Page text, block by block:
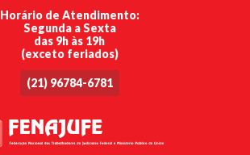
Horário de Atendimento:
Segunda a Sexta
das 9h às 19h
(exceto feriados)
(21) 96784-6781